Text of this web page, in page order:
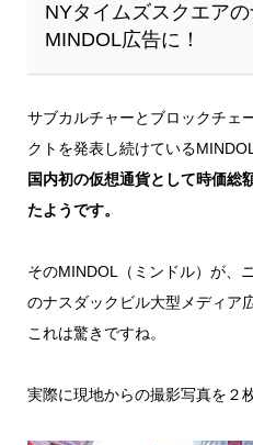
NYタイムズスクエア
MINDOL広告に！
サブカルチャーとブロックチェ
クトを発表し続けている
国内初の仮想通貨として時価総
たようです。
そのMINDOL（ミンドル）が、
のナスダックビル大型メディア
これは驚きですね。
実際に現地からの撮影写真を２